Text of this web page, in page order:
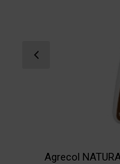
Agrecol